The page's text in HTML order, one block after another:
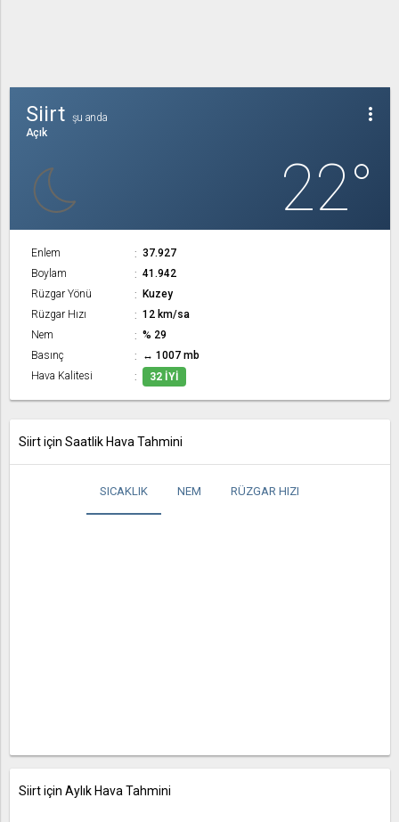
more_vert
Siirt
şu anda
Açık
22°
Enlem
37.927
Boylam
41.942
Rüzgar Yönü
Kuzey
Rüzgar Hızı
12 km/sa
Nem
% 29
Basınç
↔ 1007 mb
Hava Kalitesi
32 İYI
Siirt için Saatlik Hava Tahmini
SICAKLIK NEM RÜZGAR HIZI
Siirt için Aylık Hava Tahmini